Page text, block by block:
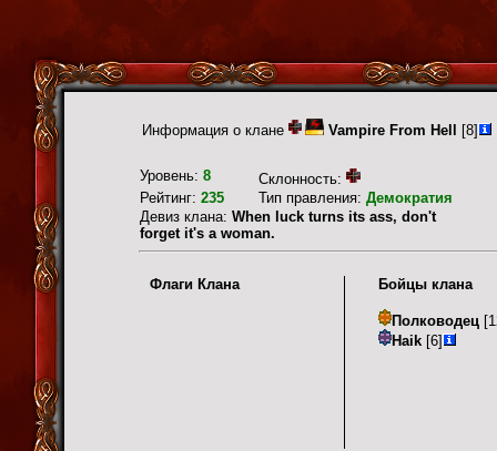
Информация о клане Vampire From Hell [8]
Уровень: 8
Склонность:
Рейтинг: 235 Тип правления: Демократия
Девиз клана: When luck turns its ass, don't
forget it's a woman.
Флаги Клана Бойцы клана
Полководец
Haik [6]